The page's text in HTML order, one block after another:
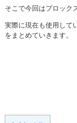
そこで今回はプロック
実際に現在も使用して
をまとめていきます。